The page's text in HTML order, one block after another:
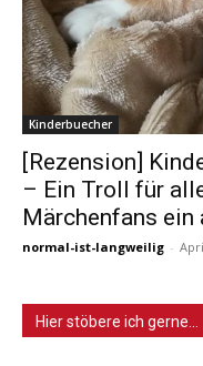
Kinderbuecher
[Rezension]
– Ein Troll für
Märchenfans
normal-ist-langweilig -
Hier stöbere ich gerne…